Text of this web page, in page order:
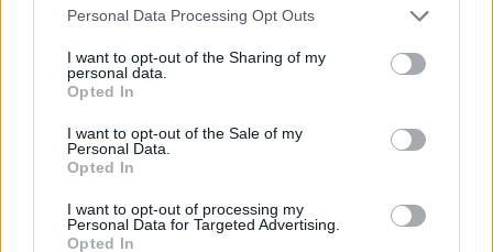
Please note that this website/app uses one or more Google
not limited to your visit or usage behaviour. You may click to
grant or deny consent to Google and its third-party tags to
use your data for below specified purposes in below Google
consent section.
Personal Data Processing Opt Outs
I want to opt-out of the Sharing of my
personal data.
Opted In
I want to opt-out of the Sale of my
Personal Data.
Opted In
I want to opt-out of processing my
Personal Data for Targeted Advertising.
Opted In
PANDORA - A SZELENCE ÁTKA